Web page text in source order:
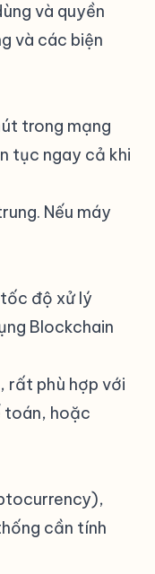
và quyền
và các biện
trong mạng
tục ngay cả khi
Nếu máy
độ xử lý
Blockchain
rất phù hợp với
toán, hoặc
cần tính